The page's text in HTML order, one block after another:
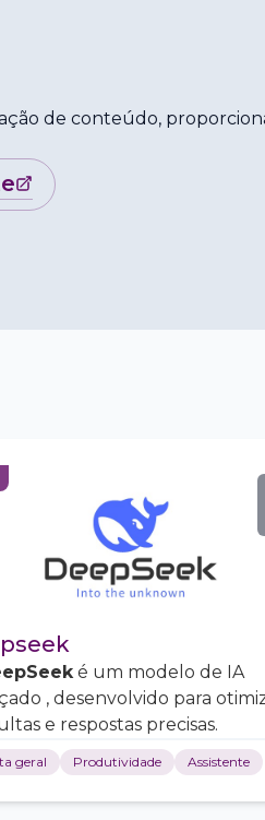
de conteúdo,
é um modelo de IA
, desenvolvido para
e respostas precisas.
geral Produtividade Assistente